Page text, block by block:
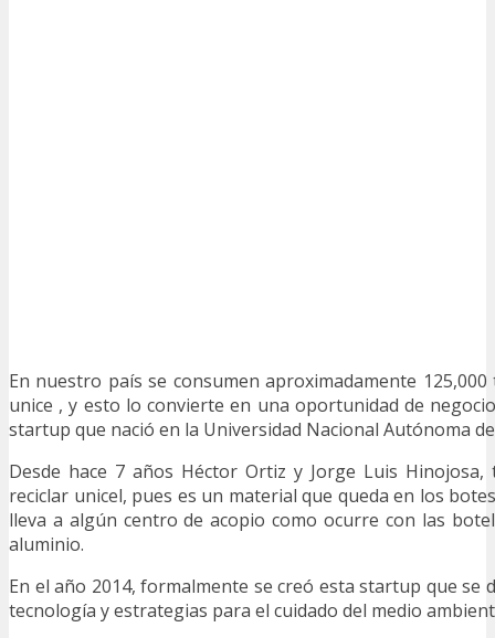
En nuestro país se consumen aproximadamente
unice , y esto lo convierte en una oportunidad de
startup que nació en la Universidad Nacional Autónoma
Desde hace 7 años Héctor Ortiz y Jorge Luis
reciclar unicel, pues es un material que queda en los
lleva a algún centro de acopio como ocurre con las
aluminio.
En el año 2014, formalmente se creó esta startup que se
tecnología y estrategias para el cuidado del medio